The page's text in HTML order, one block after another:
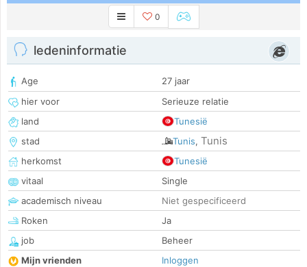
0
ledeninformatie
Age
27 jaar
hier voor
Serieuze relatie
land
Tunesië
stad
Tunis, Tunis
herkomst
Tunesië
vitaal
Single
academisch niveau
Niet gespecificeerd
Roken
Ja
job
Beheer
Mijn vrienden
Inloggen